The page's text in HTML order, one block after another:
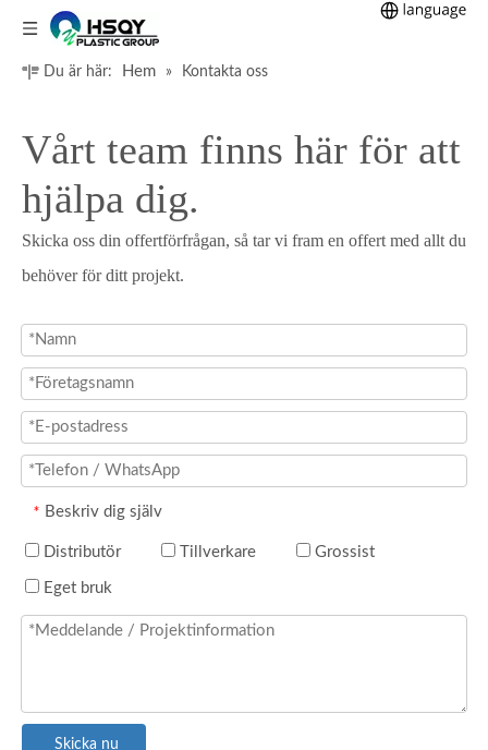
Du är här: Hem » Kontakta oss
Vårt team finns här för att
hjälpa dig.
Skicka oss din offertförfrågan, så tar vi fram en offert med allt du
behöver för ditt projekt.
* Beskriv dig själv
Distributör Tillverkare Grossist
Eget bruk
Skicka nu